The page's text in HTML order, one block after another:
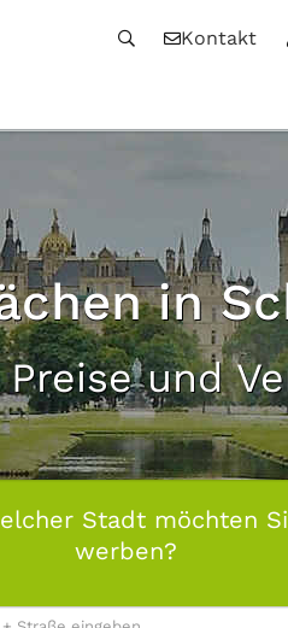
Kontakt
in
und
Stadt möchten
werben?